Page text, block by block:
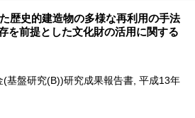
歴史的建造物の多様な再利用の手法
を前提とした文化財の活用に関する
(基盤研究(B))研究成果報告書, 平成13年